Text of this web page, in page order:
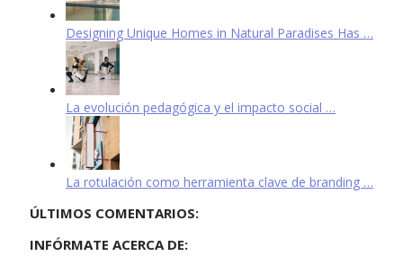
Designing Unique Homes in Natural Paradises Has …
La evolución pedagógica y el impacto social …
La rotulación como herramienta clave de branding …
ÚLTIMOS COMENTARIOS:
INFÓRMATE ACERCA DE: